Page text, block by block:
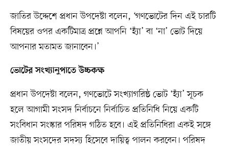
জাতির উদ্দেশে প্রধান উপদেষ্টা বলেন, ‘গণভোটের দিন এই চারটি
বিষয়ের ওপর একটিমাত্র প্রশ্নে আপনি ‘হ্যাঁ’ বা ‘না’ ভোট দিয়ে
আপনার মতামত জানাবেন।’
ভোটের সংখ্যানুপাতে উচ্চকক্ষ
প্রধান উপদেষ্টা বলেন, গণভোটে সংখ্যাগরিষ্ঠ ভোট ‘হ্যাঁ’ সূচক
হলে আগামী সংসদ নির্বাচনে নির্বাচিত প্রতিনিধি নিয়ে একটি
সংবিধান সংস্কার পরিষদ গঠিত হবে। এই প্রতিনিধিরা একই সঙ্গে
জাতীয় সংসদের সদস্য হিসেবে দায়িত্ব পালন করবেন। পরিষদ